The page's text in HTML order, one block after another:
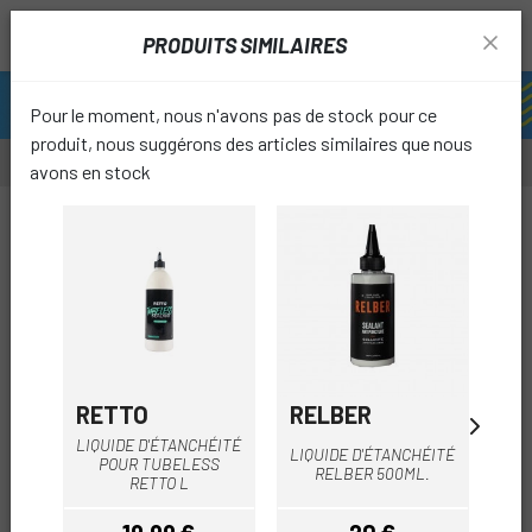
PRODUITS SIMILAIRES
Pour le moment, nous n'avons pas de stock pour ce
produit, nous suggérons des articles similaires que nous
avons en stock
RETTO
LIQUIDE D'ÉTANCHÉITÉ
POUR TUBELESS
RETTO L
RELBER
LIQUIDE D'ÉTANCHÉITÉ
RELBER 500ML.